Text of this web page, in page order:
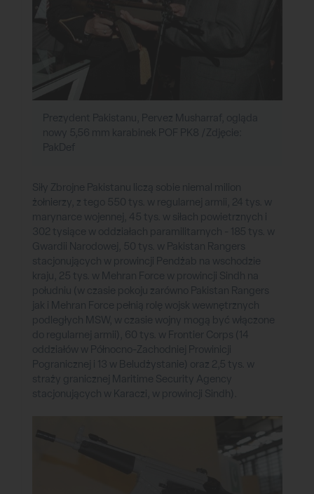
Siły Zbrojne Pakistanu liczą sobie niemal milion
żołnierzy, z tego 550 tys. w regularnej armii, 24 tys. w
marynarce wojennej, 45 tys. w siłach powietrznych i
302 tysiące w oddziałach paramilitarnych - 185 tys. w
Gwardii Narodowej, 50 tys. w Pakistan Rangers
stacjonujących w prowincji Pendżab na wschodzie
kraju, 25 tys. w Mehran Force w prowincji Sindh na
południu (w czasie pokoju zarówno Pakistan Rangers
jak i Mehran Force pełnią rolę wojsk wewnętrznych
podległych MSW, w czasie wojny mogą być włączone
do regularnej armii), 60 tys. w Frontier Corps (14
oddziałów w Północno-Zachodniej Prowinicji
Pogranicznej i 13 w Beludżystanie) oraz 2,5 tys. w
straży granicznej Maritime Security Agency
stacjonujących w Karaczi, w prowincji Sindh).